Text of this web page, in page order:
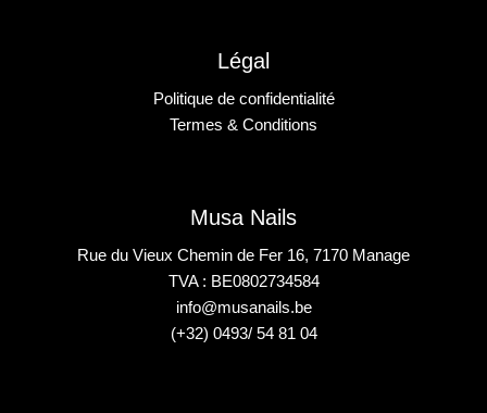
Légal
Politique de confidentialité
Termes & Conditions
Musa Nails
Rue du Vieux Chemin de Fer 16, 7170 Manage
TVA : BE0802734584
info@musanails.be
(+32) 0493/ 54 81 04